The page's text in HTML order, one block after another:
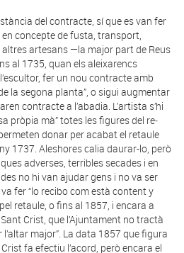
del contracte, sí que es van fer
concepte de fusta, transport,
artesans —la major part de Reus
al 1735, quan els aleixarencs
fer un nou contracte amb
la segona planta”, o sigui augmentar
contracte a l’abadia. L’artista s’hi
pròpia mà” totes les figures del re­
donar per acabat el retaule
1737. Aleshores calia daurar-lo, però
adverses, terribles secades i en
no hi van ajudar gens i no va ser
fer “lo recibo com està content y
retaule, o fins al 1857, i encara a
Crist, que l’Ajuntament no tractà
major”. La data 1857 que figura
fa efectiu l’acord, però encara el